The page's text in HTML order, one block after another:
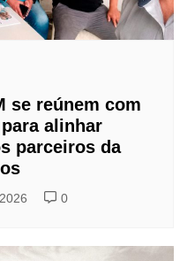
se reúnem com
alinhar
parceiros da
0